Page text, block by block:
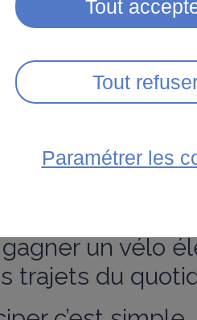
à grands
vous offre
un cadeau
concours
un vélo
trajets du
Tout
Tout
Paramétrer les